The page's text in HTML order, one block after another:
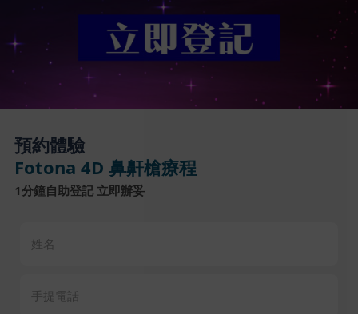
預約體驗
Fotona 4D 鼻鼾槍療程
1分鐘自助登記 立即辦妥